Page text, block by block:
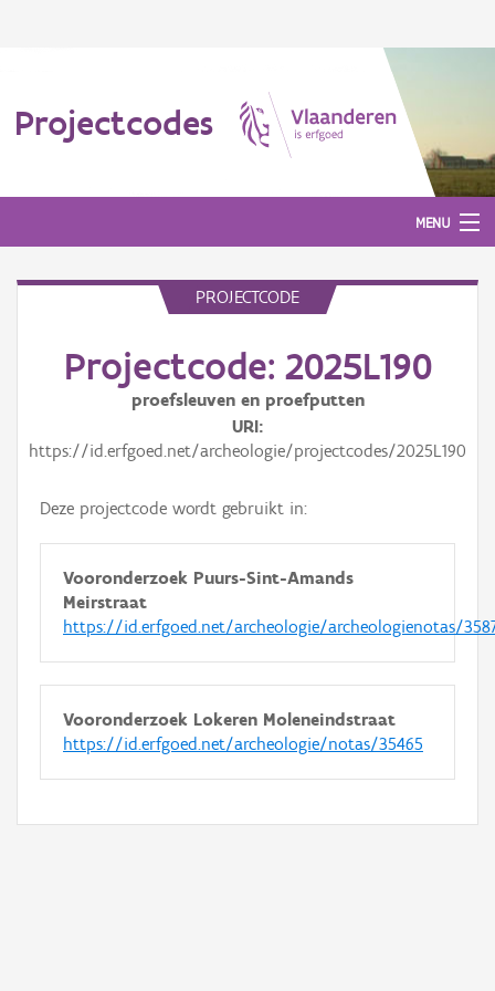
Projectcodes
MENU
PROJECTCODE
Projectcode: 2025L190
proefsleuven en proefputten
URI
https://id.erfgoed.net/archeologie/projectcodes/2025L190
Deze projectcode wordt gebruikt in:
Vooronderzoek Puurs-Sint-Amands
Meirstraat
https://id.erfgoed.net/archeologie/archeologienotas/
Vooronderzoek Lokeren Moleneindstraat
https://id.erfgoed.net/archeologie/notas/35465